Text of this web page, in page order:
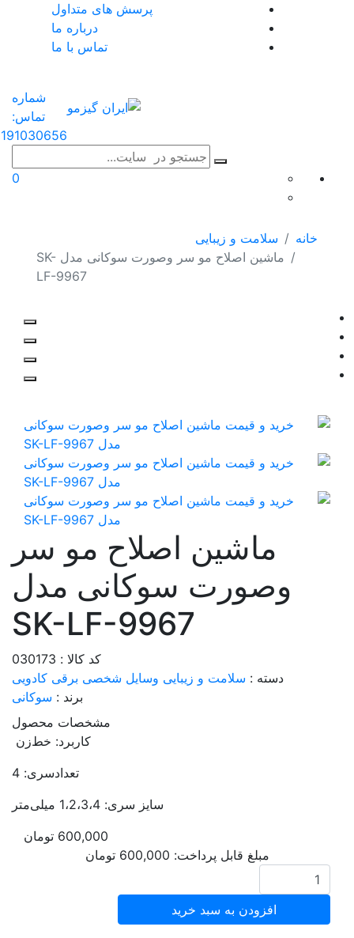
پرسش های متداول
درباره ما
تماس با ما
شماره
تماس:
0
خانه
سلامت و زیبایی
ماشین اصلاح مو سر وصورت سوکانی مدل SK-
LF-9967
ماشین اصلاح مو سر
وصورت سوکانی مدل
SK-LF-9967
کد کالا : 030173
دسته : سلامت و زیبایی وسایل شخصی برقی کادویی
برند : سوکانی
مشخصات محصول
کاربرد: خط‌زن
تعدادسری: 4
سایز سری: 1،2،3،4 میلی‌متر
600,000 تومان
مبلغ قابل پرداخت: 600,000 تومان
افزودن به سبد خرید